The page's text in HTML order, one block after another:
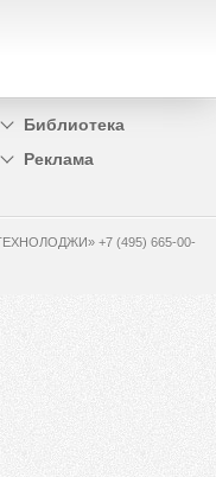
Библиотека
Реклама
+7 (495) 665-00-